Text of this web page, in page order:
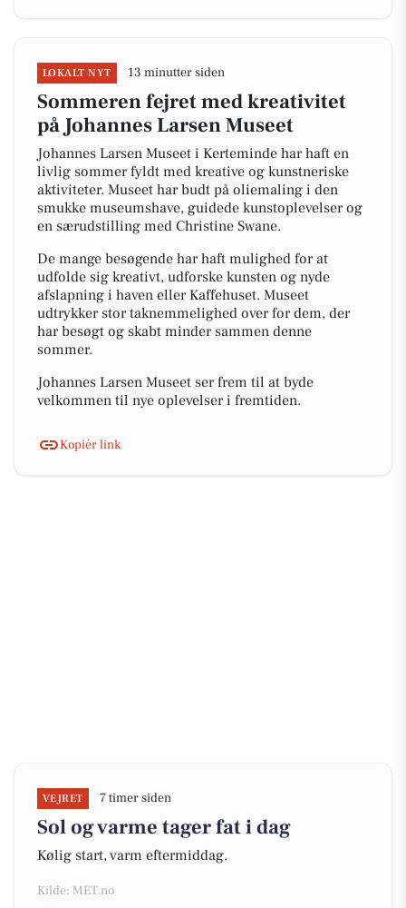
LOKALT NYT 13 minutter siden
Sommeren fejret med kreativitet
på Johannes Larsen Museet
Johannes Larsen Museet i Kerteminde har haft en
livlig sommer fyldt med kreative og kunstneriske
aktiviteter. Museet har budt på oliemaling i den
smukke museumshave, guidede kunstoplevelser og
en særudstilling med Christine Swane.
De mange besøgende har haft mulighed for at
udfolde sig kreativt, udforske kunsten og nyde
afslapning i haven eller Kaffehuset. Museet
udtrykker stor taknemmelighed over for dem, der
har besøgt og skabt minder sammen denne
sommer.
Johannes Larsen Museet ser frem til at byde
velkommen til nye oplevelser i fremtiden.
Kopiér link
VEJRET 7 timer siden
Sol og varme tager fat i dag
Kølig start, varm eftermiddag.
Kilde: MET.no